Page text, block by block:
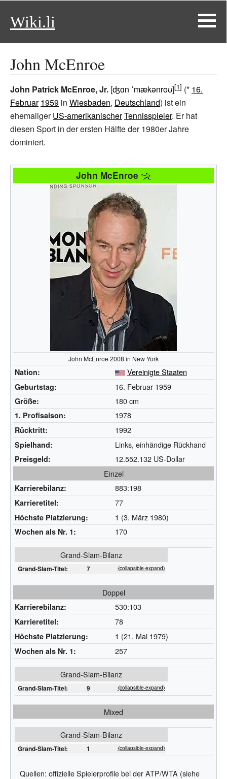
Wiki.li
John McEnroe
John Patrick McEnroe, Jr. [ʤɑn ˈmækənroʊ] (* 16.
Februar 1959 in Wiesbaden, Deutschland) ist ein
ehemaligerUS-amerikanischerTennisspieler. Er hat
diesen Sport in der ersten Hälfte der 1980er Jahre
dominiert.
John McEnroe
John McEnroe 2008 in New York
Nation: Vereinigte Staaten
Geburtstag: 16. Februar 1959
Größe: 180 cm
1. Profisaison: 1978
Rücktritt: 1992
Spielhand: Links, einhändige Rückhand
Preisgeld:
12.552.132 US-Dollar
Einzel
Karrierebilanz: 883:198
Karrieretitel: 77
Höchste Platzierung: 1 (3. März 1980)
Wochen als Nr. 1: 170
Grand-Slam-Bilanz
⧼collapsible-expand⧽
Grand-Slam-Titel: 7
Doppel
Karrierebilanz: 530:103
Karrieretitel: 78
Höchste Platzierung: 1 (21. Mai 1979)
Wochen als Nr. 1: 257
Grand-Slam-Bilanz
⧼collapsible-expand⧽
Grand-Slam-Titel: 9
Mixed
Grand-Slam-Bilanz
⧼collapsible-expand⧽
Grand-Slam-Titel: 1
Quellen: offizielle Spielerprofile bei der ATP/WTA (siehe